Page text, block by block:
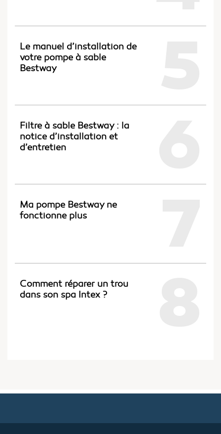
Le manuel d’installation de
votre pompe à sable
Bestway
Filtre à sable Bestway : la
notice d’installation et
d’entretien
Ma pompe Bestway ne
fonctionne plus
Comment réparer un trou
dans son spa Intex ?